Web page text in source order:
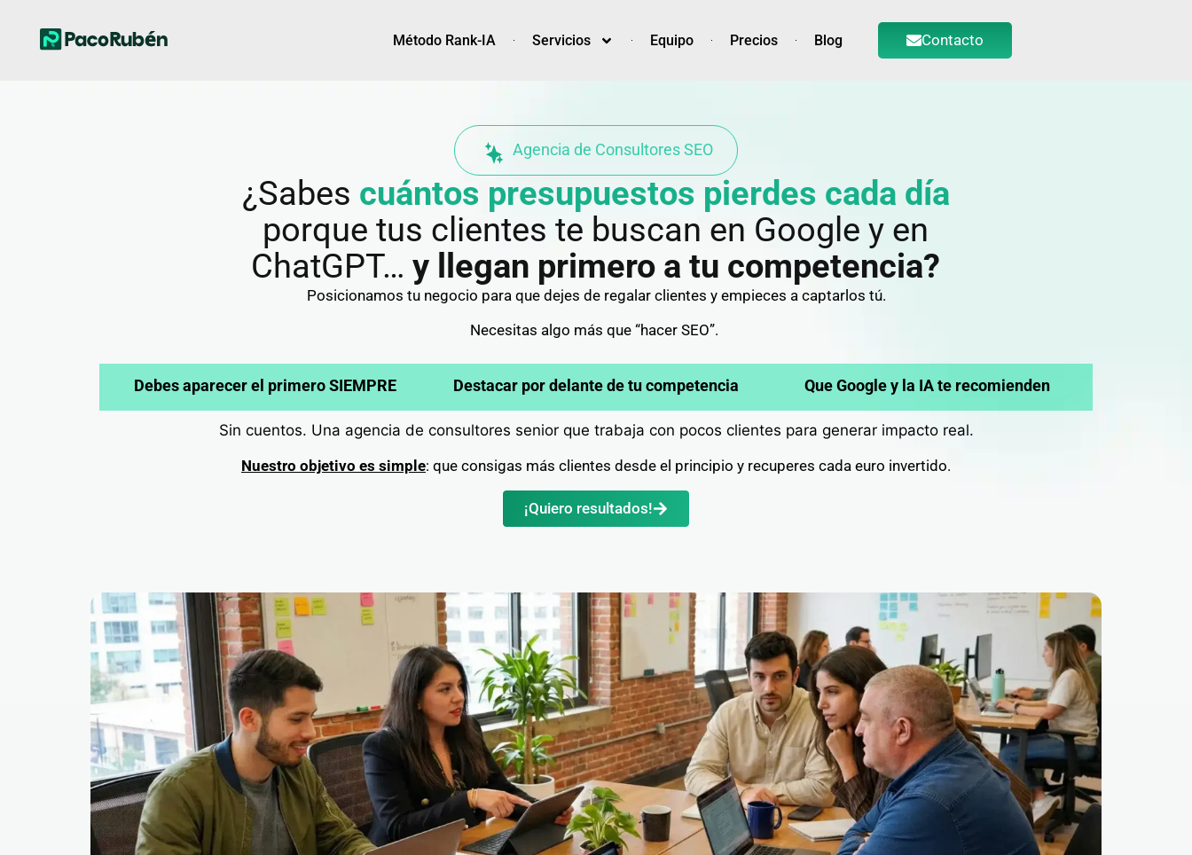
Método Rank-IA Servicios Equipo Precios Blog Contacto
Agencia de Consultores SEO
¿Sabes cuántos presupuestos pierdes cada día
porque tus clientes te buscan en Google y en
ChatGPT…y llegan primero a tu competencia?
Posicionamos tu negocio para que dejes de regalar clientes y empieces a captarlos tú.
Necesitas algo más que “hacer SEO”.
Debes aparecer el primero SIEMPRE Destacar por delante de tu competencia Que Google y la IA te recomienden
Sin cuentos. Una agencia de consultores senior que trabaja con pocos clientes para generar impacto real.
Nuestro objetivo es simple: que consigas más clientes desde el principio y recuperes cada euro invertido.
¡Quiero resultados!